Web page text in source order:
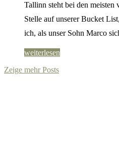
Tallinn steht bei den meisten
Stelle auf unserer Bucket
ich, als unser Sohn Marco
weiterlesen
Zeige mehr Posts